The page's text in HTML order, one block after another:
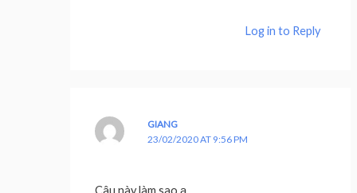
Log in to Reply
GIANG
23/02/2020 AT 9:56 PM